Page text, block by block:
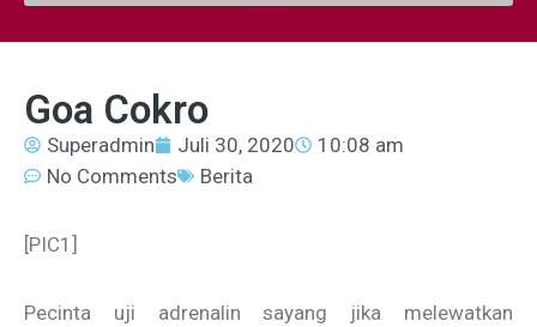
Goa Cokro
Superadmin Juli 30, 2020
10:08 am
No Comments
Berita
[PIC1]
Pecinta uji adrenalin sayang jika melewatkan